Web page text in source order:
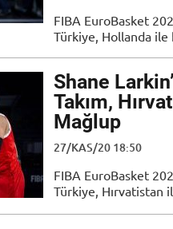
FIBA EuroBasket
Türkiye, Hollanda ile
Shane
Takım,
Mağlup
27/KAS/20 18:50
FIBA EuroBasket
Türkiye, Hırvatistan